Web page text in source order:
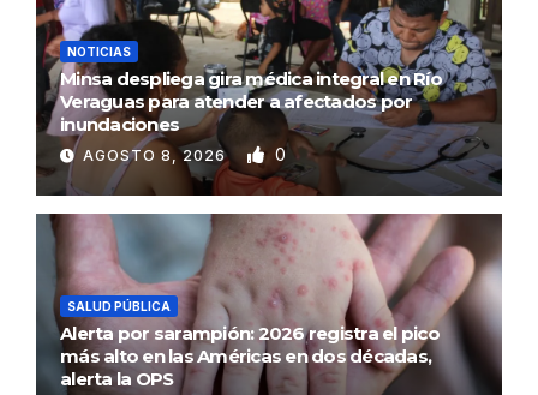
NOTICIAS
Minsa despliega gira médica integral en Río
Veraguas para atender a afectados por
inundaciones
AGOSTO 8, 2026 0
SALUD PÚBLICA
Alerta por sarampión: 2026 registra el pico
más alto en las Américas en dos décadas,
alerta la OPS